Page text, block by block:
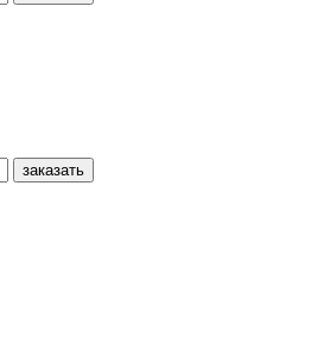
заказать